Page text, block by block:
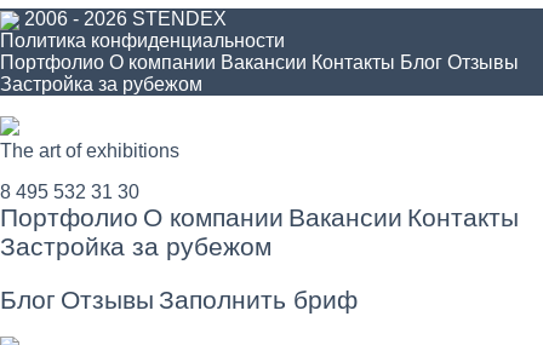
2006 - 2026 STENDEX
Политика конфиденциальности
Портфолио О компании Вакансии Контакты Блог Отзывы
Застройка за рубежом
The art of exhibitions
8 495 532 31 30
Портфолио О компании Вакансии Контакты
Застройка за рубежом
Блог Отзывы Заполнить бриф